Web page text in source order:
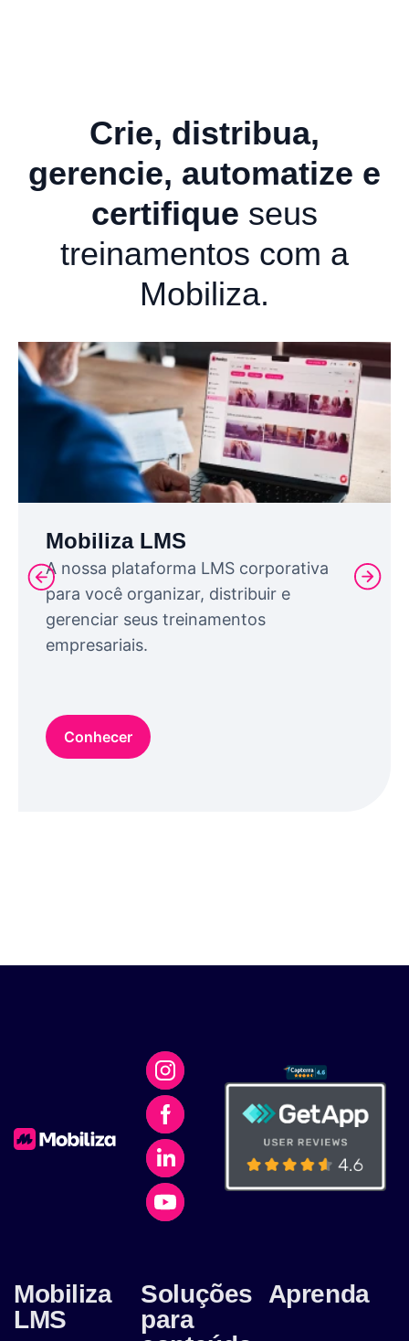
Crie, distribua,
gerencie, automatize e
certifique seus
treinamentos com a
Mobiliza.
Mobiliza LMS
A nossa plataforma LMS corporativa
para você organizar, distribuir e
gerenciar seus treinamentos
empresariais.
Conhecer
Mobiliza
LMS
Soluções
para
Aprenda